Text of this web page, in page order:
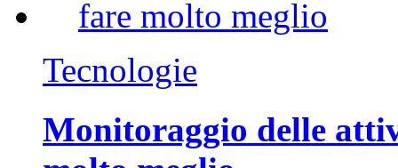
Tecnologie
Monitoraggio delle